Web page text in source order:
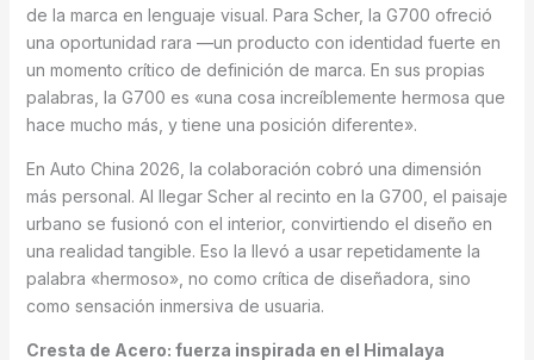
de la marca en lenguaje visual. Para Scher, la G700 ofreció
una oportunidad rara —un producto con identidad fuerte en
un momento crítico de definición de marca. En sus propias
palabras, la G700 es «una cosa increíblemente hermosa que
hace mucho más, y tiene una posición diferente».
En Auto China 2026, la colaboración cobró una dimensión
más personal. Al llegar Scher al recinto en la G700, el paisaje
urbano se fusionó con el interior, convirtiendo el diseño en
una realidad tangible. Eso la llevó a usar repetidamente la
palabra «hermoso», no como crítica de diseñadora, sino
como sensación inmersiva de usuaria.
Cresta de Acero: fuerza inspirada en el Himalaya